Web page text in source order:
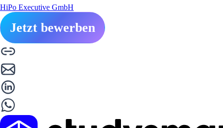
HiPo Executive GmbH
Jetzt bewerben